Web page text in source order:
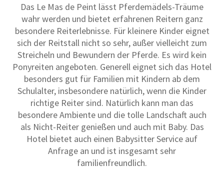
Das Le Mas de Peint lässt Pferdemädels-Träume
wahr werden und bietet erfahrenen Reitern ganz
besondere Reiterlebnisse. Für kleinere Kinder eignet
sich der Reitstall nicht so sehr, außer vielleicht zum
Streicheln und Bewundern der Pferde. Es wird kein
Ponyreiten angeboten. Generell eignet sich das Hotel
besonders gut für Familien mit Kindern ab dem
Schulalter, insbesondere natürlich, wenn die Kinder
richtige Reiter sind. Natürlich kann man das
besondere Ambiente und die tolle Landschaft auch
als Nicht-Reiter genießen und auch mit Baby. Das
Hotel bietet auch einen Babysitter Service auf
Anfrage an und ist insgesamt sehr
familienfreundlich.